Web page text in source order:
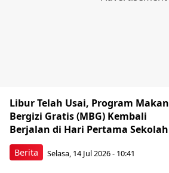
Berita
Libur Telah Usai, Program Makan
Bergizi Gratis (MBG) Kembali
Berjalan di Hari Pertama Sekolah
Selasa, 14 Jul 2026 - 10:41